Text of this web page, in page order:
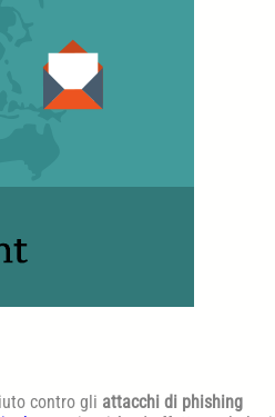
contro gli attacchi di phishing